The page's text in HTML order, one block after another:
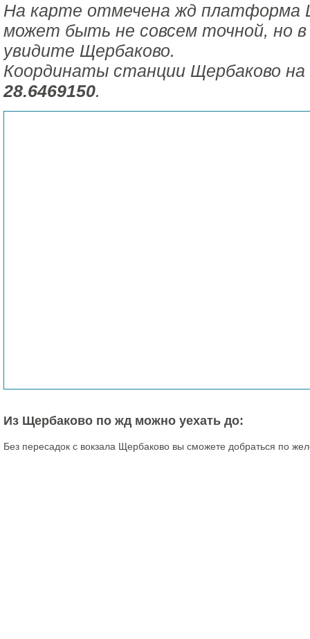
На карте отмечена жд платформа
может быть не совсем точной, но
увидите Щербаково.
Координаты станции Щербаково
28.6469150.
Из Щербаково по жд можно уехать до:
Без пересадок с вокзала Щербаково вы сможете добраться по